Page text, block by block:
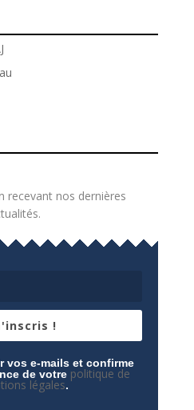
recevant nos dernières
!
vos e-mails et confirme
de votre politique de
légales.